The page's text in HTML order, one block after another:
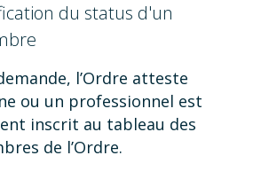
du status d'un
l’Ordre atteste
ou un professionnel est
inscrit au tableau des
de l’Ordre.